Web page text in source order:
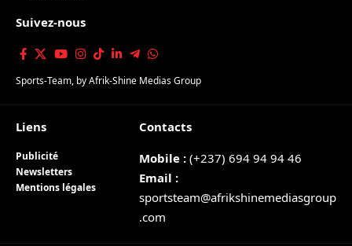
Suivez-nous
Sports-Team, byAfrik-Shine Medias Group
Liens
Publicité
Newsletters
Mentions légales
Contacts
Mobile : (+237) 694 94 94 46
Email :
sportsteam@afrikshinemediasgroup
.com